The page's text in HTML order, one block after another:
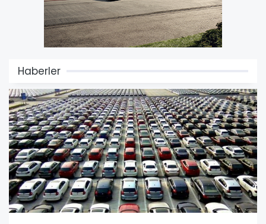
Haberler